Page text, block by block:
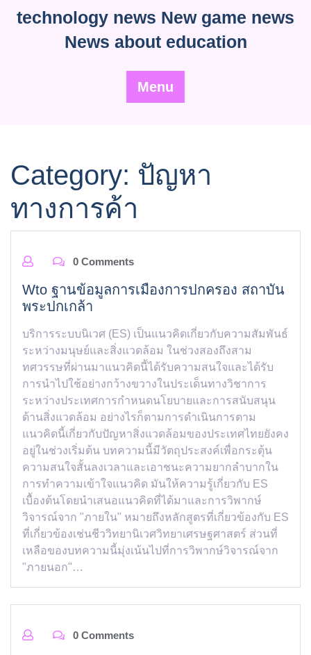
technology news New game news
News about education
Menu
Category: ปัญหา
ทางการค้า
0 Comments
Wto ฐานข้อมูลการเมืองการปกครอง สถาบัน
พระปกเกล้า
บริการระบบนิเวศ (ES) เป็นแนวคิดเกี่ยวกับความสัมพันธ์
ระหว่างมนุษย์และสิ่งแวดล้อม ในช่วงสองถึงสาม
ทศวรรษที่ผ่านมาแนวคิดนี้ได้รับความสนใจและได้รับ
การนำไปใช้อย่างกว้างขวางในประเด็นทางวิชาการ
ระหว่างประเทศการกำหนดนโยบายและการสนับสนุน
ด้านสิ่งแวดล้อม อย่างไรก็ตามการดำเนินการตาม
แนวคิดนี้เกี่ยวกับปัญหาสิ่งแวดล้อมของประเทศไทยยังคง
อยู่ในช่วงเริ่มต้น บทความนี้มีวัตถุประสงค์เพื่อกระตุ้น
ความสนใจสั้นลงเวลาและเอาชนะความยากลำบากใน
การทำความเข้าใจแนวคิด มันให้ความรู้เกี่ยวกับ ES
เบื้องต้นโดยนำเสนอแนวคิดที่ได้มาและการวิพากษ์
วิจารณ์จาก "ภายใน" หมายถึงหลักสูตรที่เกี่ยวข้องกับ ES
ที่เกี่ยวข้องเช่นชีววิทยานิเวศวิทยาเศรษฐศาสตร์ ส่วนที่
เหลือของบทความนี้มุ่งเน้นไปที่การวิพากษ์วิจารณ์จาก
"ภายนอก"…
0 Comments